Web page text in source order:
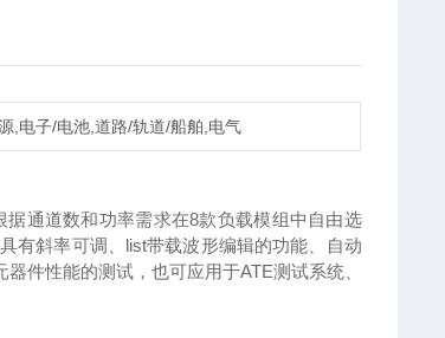
,电子/电池,道路/轨道/船舶,电气
据通道数和功率需求在8款负载模组中自由选
有斜率可调、 list带载波形编辑的功能、自动
器件性能的测试，也可应用于ATE测试系统、